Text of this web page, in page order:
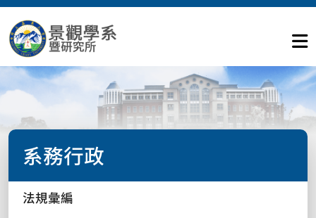
系務行政
法規彙編